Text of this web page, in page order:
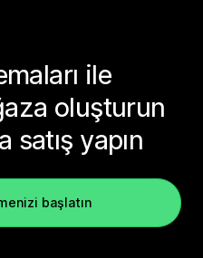
ile
oluşturun
satış yapın
başlatın